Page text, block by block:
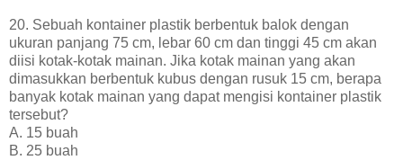
20. Sebuah kontainer plastik berbentuk balok dengan
ukuran panjang 75 cm, lebar 60 cm dan tinggi 45 cm akan
diisi kotak-kotak mainan. Jika kotak mainan yang akan
dimasukkan berbentuk kubus dengan rusuk 15 cm, berapa
banyak kotak mainan yang dapat mengisi kontainer plastik
tersebut?
A. 15 buah
B. 25 buah